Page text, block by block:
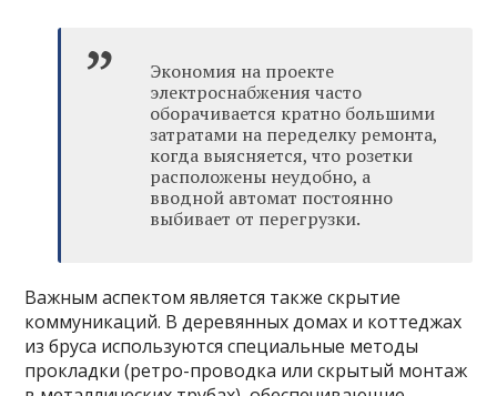
Экономия на проекте
электроснабжения часто
оборачивается кратно большими
затратами на переделку ремонта,
когда выясняется, что розетки
расположены неудобно, а
вводной автомат постоянно
выбивает от перегрузки.
Важным аспектом является также скрытие
коммуникаций. В деревянных домах и коттеджах
из бруса используются специальные методы
прокладки (ретро-проводка или скрытый монтаж